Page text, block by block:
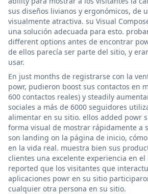
sus diseños livianos y ergonómicos, de
visualmente atractiva. su Visual
una solución adecuada para esto.
different options antes de encontrar
de ellos parecía ser parte del sitio, y
usar.
En just months de registrarse con la
powr, pudieron boost sus contactos en
600 contactos reales) y steadily
sociales a más de 6000 seguidores
alimentar en su sitio. ellos added powr
forma visual de mostrar rápidamente a
son landing on la página de inicio,
en la vida real. muestra bien sus
clientes una excelente experiencia en el
reported que los visitantes que
aplicaciones powr en su sitio
cualquier otra persona en su sitio.